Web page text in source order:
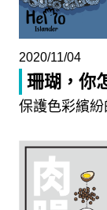
2020/11/04
珊瑚，你
保護色彩繽紛